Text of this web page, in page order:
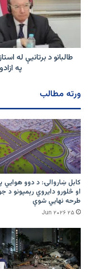
استازي
د
کنګل
شویو
کې
مرسته
غوښتې
طالبانو د برتانیې له
په
ورته مطالب
کابل ښاروالۍ: د دوو هوايي
او څلورو دایروي رېمپونو د
طرحه نهایي شوې
۲۵ Jun ۲۰۲۶